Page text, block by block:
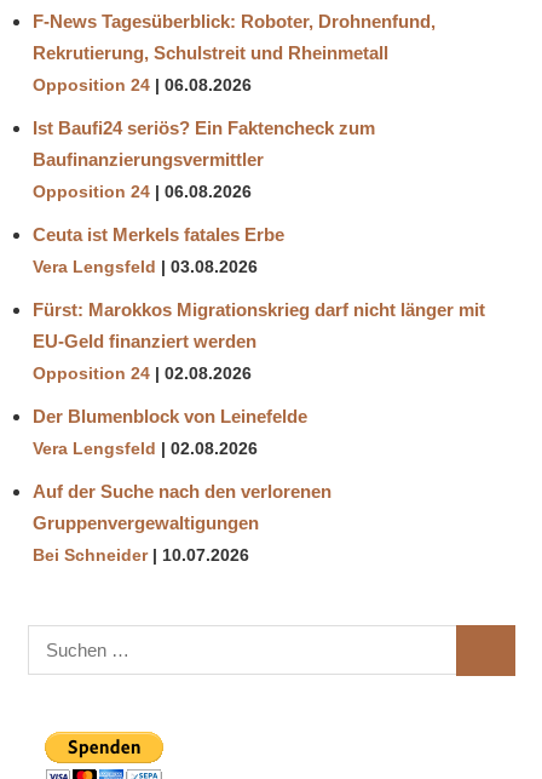
F-News Tagesüberblick: Roboter, Drohnenfund,
Rekrutierung, Schulstreit und Rheinmetall
Opposition 24 06.08.2026
Ist Baufi24 seriös? Ein Faktencheck zum
Baufinanzierungsvermittler
Opposition 24 06.08.2026
Ceuta ist Merkels fatales Erbe
Vera Lengsfeld 03.08.2026
Fürst: Marokkos Migrationskrieg darf nicht länger mit
EU-Geld finanziert werden
Opposition 24 02.08.2026
Der Blumenblock von Leinefelde
Vera Lengsfeld 02.08.2026
Auf der Suche nach den verlorenen
Gruppenvergewaltigungen
Bei Schneider 10.07.2026
Suchen
nach: